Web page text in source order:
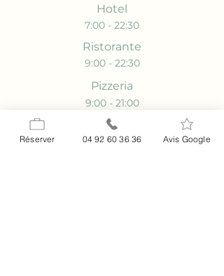
Hotel
7:00 - 22:30
Ristorante
9:00 - 22:30
Pizzeria
9:00 - 21:00
Indirizzo
Réserver 04 92 60 36 36 Avis Google